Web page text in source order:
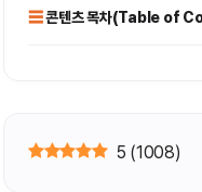
콘텐츠 목차(Table of
5 (1008)